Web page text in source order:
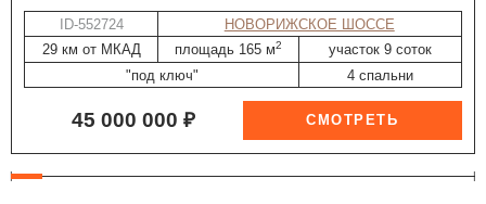
ID-552724
НОВОРИЖСКОЕ ШОССЕ
29 км от МКАД
площадь 165 м2
участок 9 соток
"под ключ"
4 спальни
45 000 000 ₽